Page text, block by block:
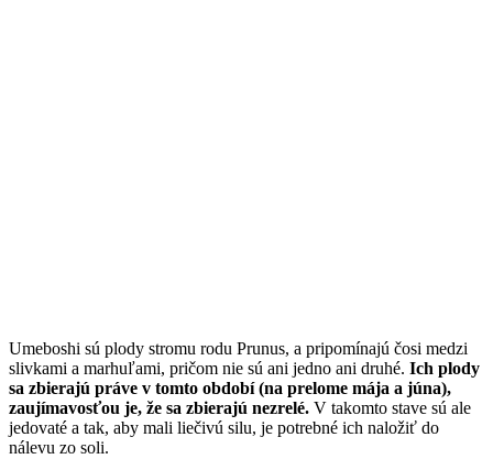
Umeboshi sú plody stromu rodu Prunus, a pripomínajú čosi medzi
slivkami a marhuľami, pričom nie sú ani jedno ani druhé. Ich plody
sa zbierajú práve v tomto období (na prelome mája a júna),
zaujímavosťou je, že sa zbierajú nezrelé. V takomto stave sú ale
jedovaté a tak, aby mali liečivú silu, je potrebné ich naložiť do
nálevu zo soli.